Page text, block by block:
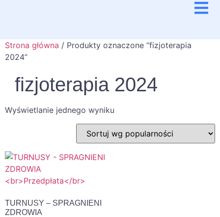
Strona główna / Produkty oznaczone “fizjoterapia
2024”
fizjoterapia 2024
Wyświetlanie jednego wyniku
TURNUSY – SPRAGNIENI
ZDROWIA